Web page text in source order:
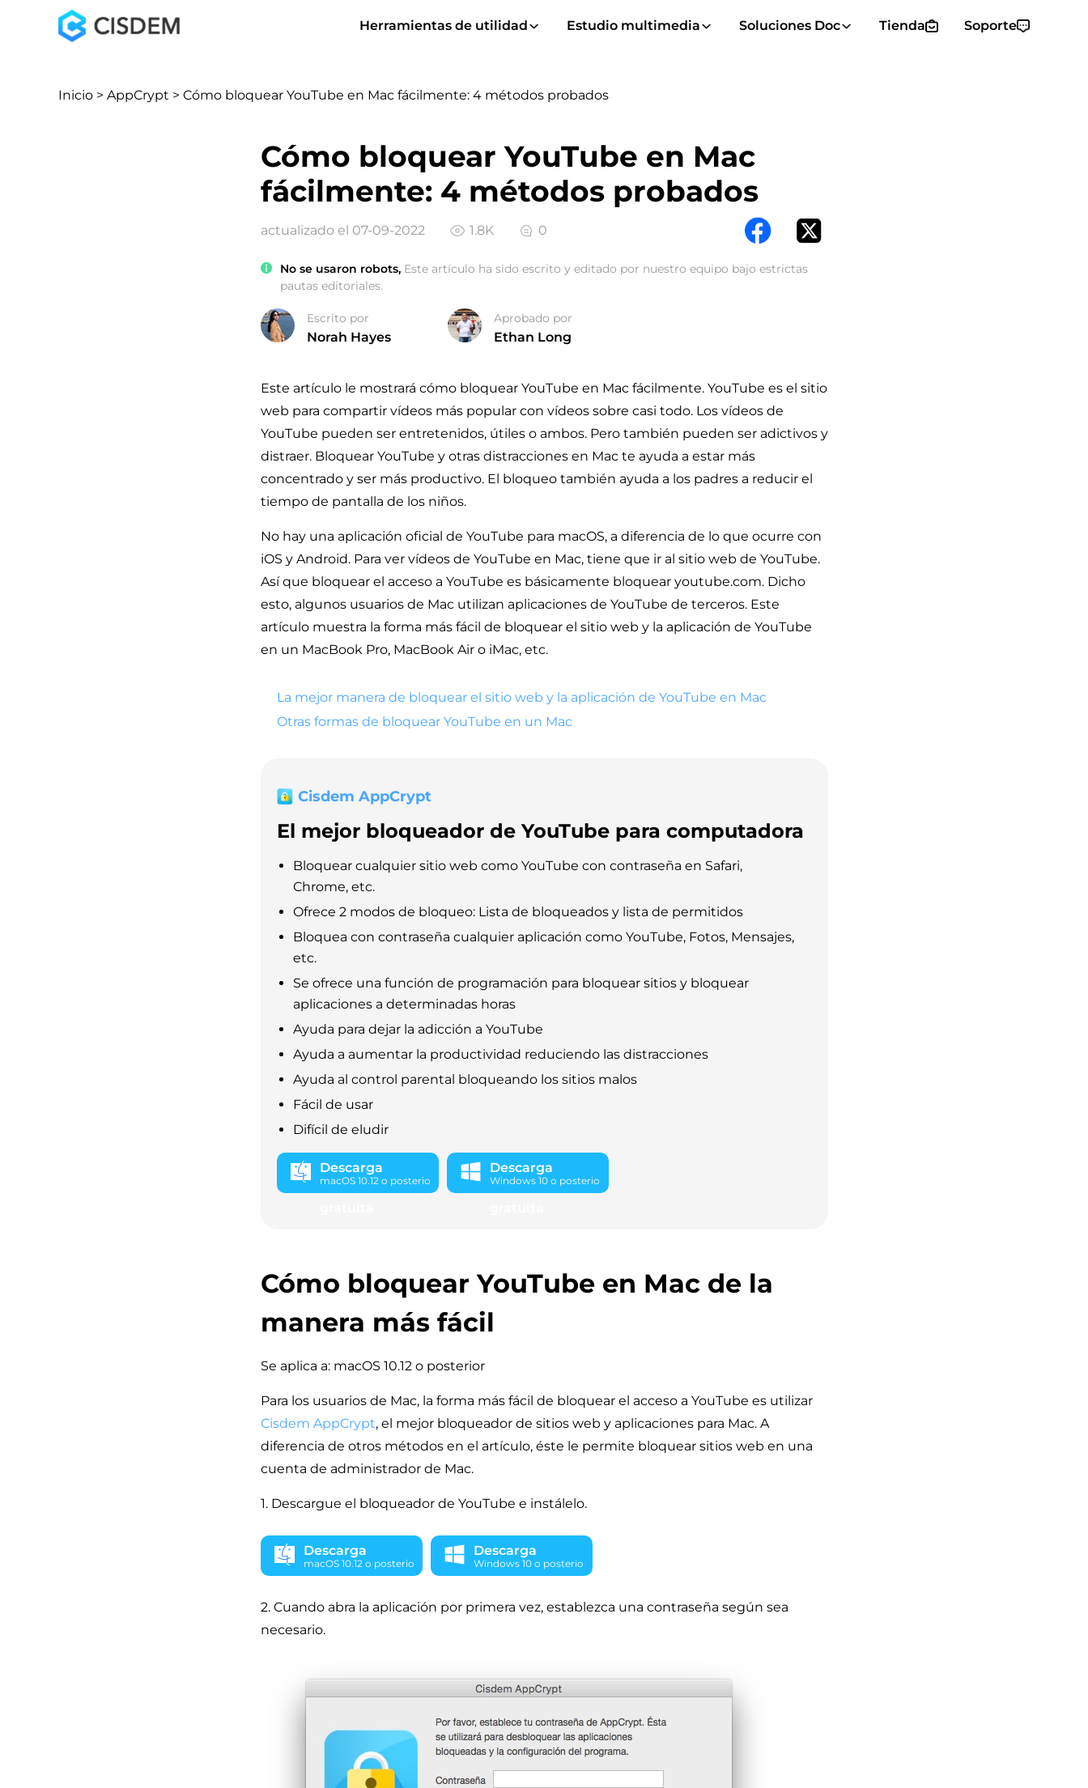
Herramientas de utilidad Estudio multimedia Soluciones Doc Tienda Soporte
Inicio > AppCrypt > Cómo bloquear YouTube en Mac fácilmente: 4 métodos probados
Cómo bloquear YouTube en Mac
fácilmente: 4 métodos probados
actualizado el 07-09-2022 1.8K 0
No se usaron robots,Este artículo ha sido escrito y editado por nuestro equipo bajo estrictas
pautas editoriales.
Escrito por
Norah Hayes
Aprobado por
Ethan Long
Este artículo le mostrará cómo bloquear YouTube en Mac fácilmente. YouTube es el sitio
web para compartir vídeos más popular con vídeos sobre casi todo. Los vídeos de
YouTube pueden ser entretenidos, útiles o ambos. Pero también pueden ser adictivos y
distraer. Bloquear YouTube y otras distracciones en Mac te ayuda a estar más
concentrado y ser más productivo. El bloqueo también ayuda a los padres a reducir el
tiempo de pantalla de los niños.
No hay una aplicación oficial de YouTube para macOS, a diferencia de lo que ocurre con
iOS y Android. Para ver vídeos de YouTube en Mac, tiene que ir al sitio web de YouTube.
Así que bloquear el acceso a YouTube es básicamente bloquear youtube.com. Dicho
esto, algunos usuarios de Mac utilizan aplicaciones de YouTube de terceros. Este
artículo muestra la forma más fácil de bloquear el sitio web y la aplicación de YouTube
en un MacBook Pro, MacBook Air o iMac, etc.
La mejor manera de bloquear el sitio web y la aplicación de YouTube en Mac
Otras formas de bloquear YouTube en un Mac
Cisdem AppCrypt
El mejor bloqueador de YouTube para computadora
Bloquear cualquier sitio web como YouTube con contraseña en Safari,
Chrome, etc.
Ofrece 2 modos de bloqueo: Lista de bloqueados y lista de permitidos
Bloquea con contraseña cualquier aplicación como YouTube, Fotos, Mensajes,
etc.
Se ofrece una función de programación para bloquear sitios y bloquear
aplicaciones a determinadas horas
Ayuda para dejar la adicción a YouTube
Ayuda a aumentar la productividad reduciendo las distracciones
Ayuda al control parental bloqueando los sitios malos
Fácil de usar
Difícil de eludir
Descarga
macOS 10.12 o posterio
Descarga
Windows 10 o posterio
Cómo bloquear YouTube en Mac de la
manera más fácil
Se aplica a: macOS 10.12 o posterior
Para los usuarios de Mac, la forma más fácil de bloquear el acceso a YouTube es utilizar
Cisdem AppCrypt, el mejor bloqueador de sitios web y aplicaciones para Mac. A
diferencia de otros métodos en el artículo, éste le permite bloquear sitios web en una
cuenta de administrador de Mac.
1. Descargue el bloqueador de YouTube e instálelo.
Descarga
macOS 10.12 o posterio
Descarga
Windows 10 o posterio
2. Cuando abra la aplicación por primera vez, establezca una contraseña según sea
necesario.